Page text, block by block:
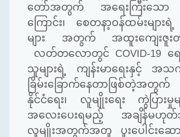
တော်အတွက် အရေးကြီးသော အ
ကြောင်း၊ စေတနာ့ဝန်ထမ်းမျာ
များ အတွက် အထူးကျေးဇူးတင်
လတ်တလောတွင် COVID-19 ရေ
သူများရဲ့ ကျန်းမာရေးနှင့် အ
ခြိမ်းခြောက်နေတာဖြစ်တဲ့အတွက်
နိုင်ငံရေး၊ လူမျိုးရေး ကွဲပြားမှု
အလေးပေးရမည့် အချိန်မဟု
လူမျိုးအတွက်အတူ ပူးပေါင်းဆေ